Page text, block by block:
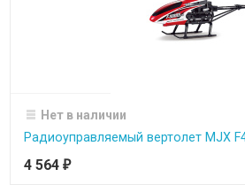
Нет в наличии
Радиоуправляемый вертолет MJX
4 564 ₽